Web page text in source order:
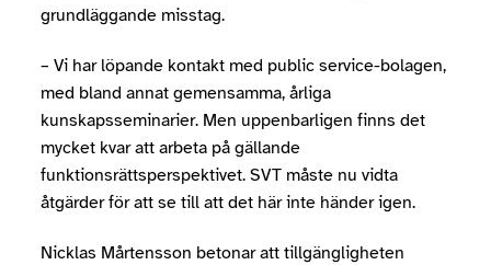
grundläggande misstag.
– Vi har löpande kontakt med public service-bolagen,
med bland annat gemensamma, årliga
kunskapsseminarier. Men uppenbarligen finns det
mycket kvar att arbeta på gällande
funktionsrättsperspektivet. SVT måste nu vidta
åtgärder för att se till att det här inte händer igen.
Nicklas Mårtensson betonar att tillgängligheten